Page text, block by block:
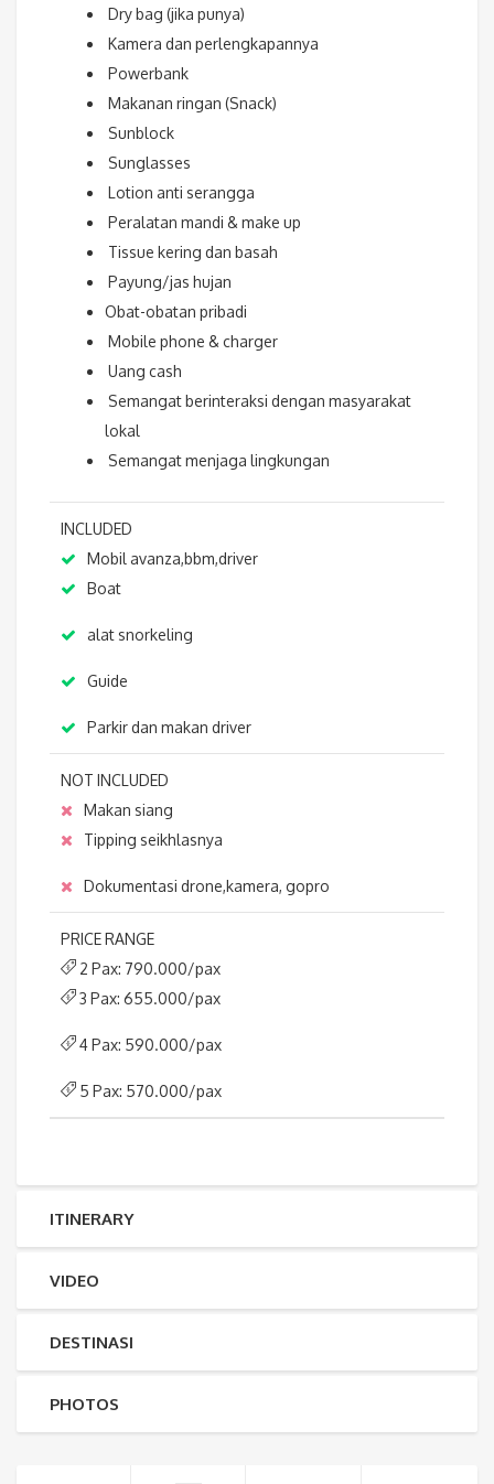
Dry bag (jika punya)
Kamera dan perlengkapannya
Powerbank
Makanan ringan (Snack)
Sunblock
Sunglasses
Lotion anti serangga
Peralatan mandi & make up
Tissue kering dan basah
Payung/jas hujan
Obat-obatan pribadi
Mobile phone & charger
Uang cash
Semangat berinteraksi dengan masyarakat
lokal
Semangat menjaga lingkungan
INCLUDED
Mobil avanza,bbm,driver
Boat
alat snorkeling
Guide
Parkir dan makan driver
NOT INCLUDED
Makan siang
Tipping seikhlasnya
Dokumentasi drone,kamera, gopro
PRICE RANGE
2 Pax: 790.000/pax
3 Pax: 655.000/pax
4 Pax: 590.000/pax
5 Pax: 570.000/pax
ITINERARY
VIDEO
DESTINASI
PHOTOS